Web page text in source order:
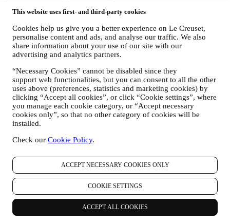
This website uses first- and third-party cookies
Cookies help us give you a better experience on Le Creuset,
personalise content and ads, and analyse our traffic. We also
share information about your use of our site with our
advertising and analytics partners.
“Necessary Cookies” cannot be disabled since they
support web functionalities, but you can consent to all the other
uses above (preferences, statistics and marketing cookies) by
clicking “Accept all cookies”, or click “Cookie settings”, where
you manage each cookie category, or “Accept necessary
cookies only”, so that no other category of cookies will be
installed.
Check our Cookie Policy.
ACCEPT NECESSARY COOKIES ONLY
COOKIE SETTINGS
ACCEPT ALL COOKIES
N'oubliez pas que vous avez le contrôle de vos données et que vous
Nous vous garantissons de ne jamais transmettre vos données à des
organisations tierces à des fins marketing sans votre autorisation.
Pour toute information ou pour exercer vos droits en matière de
protection de la vie privée, vous pouvez nous envoyer un courriel à
l'adresseprivacy@lecreuset.compour nous faire part de votre
problème et nous vous répondrons dans les meilleurs délais.
Avis Intégral de Protection des Données de Le Creuset
Le Creuset s’engage à protéger vos données personnelles et votre
vie privée. Le présent avis explique la façon dont nous recueillons et
traitons vos données personnelles, en toute conformité avec la
Règlement général sur la protection des données 2016/679 de l’UE)
territoire ou localisation (le « Droit applicable à la protection des
données »)
1. QUEL TYPE DE DONNEES RECUEILLONS-NOUS AUPRES DE
VOUS ET A QUEL MOMENT ?
Le terme « données personnelles » désigne toute information vous
concernant qui nous permet de vous identifier, directement ou en
combinaison avec d’autres informations.